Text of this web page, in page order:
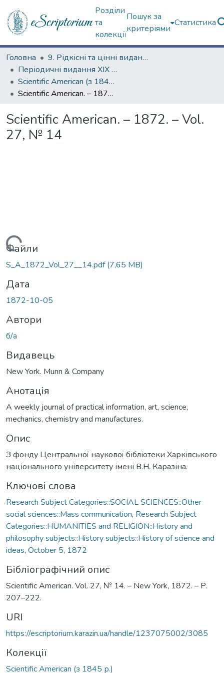
Розділи
та
колекції
Пошук за
критеріями
Статистика
Головна
9. Рідкісні та цінні видання
Періодичні видання ХІХ ст.
Scientific American (з 1845 р.)
Scientific American. – 1872. – Vol. 27, № 14
Scientific American. – 1872. – Vol.
27, № 14
Вантажиться...
Файли
S_A_1872_Vol_27__14.pdf(7,65 MB)
Дата
1872-10-05
Автори
б/а
Видавець
New York. Munn & Company
Анотація
A weekly journal of practical information, art, science,
mechanics, chemistry and manufactures.
Опис
З фонду Центральної наукової бібліотеки Харківського
національного університету імені В.Н. Каразіна.
Ключові слова
Research Subject Categories::SOCIAL SCIENCES::Other
social sciences::Mass communication, Research Subject
Categories::HUMANITIES and RELIGION::History and
philosophy subjects::History subjects::History of science and
ideas, October 5, 1872
Бібліографічний опис
Scientific American. Vol. 27, № 14. – New York, 1872. – P.
207–222.
URI
https://escriptorium.karazin.ua/handle/1237075002/3085
Колекції
Scientific American (з 1845 р.)